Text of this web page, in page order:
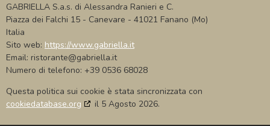
GABRIELLA S.a.s. di Alessandra Ranieri e C.
Piazza dei Falchi 15 - Canevare - 41021 Fanano (Mo)
Italia
Sito web: https://www.gabriella.it
Email: ristorante@gabriella.it
Numero di telefono: +39 0536 68028
Questa politica sui cookie è stata sincronizzata con
cookiedatabase.org
il 5 Agosto 2026.